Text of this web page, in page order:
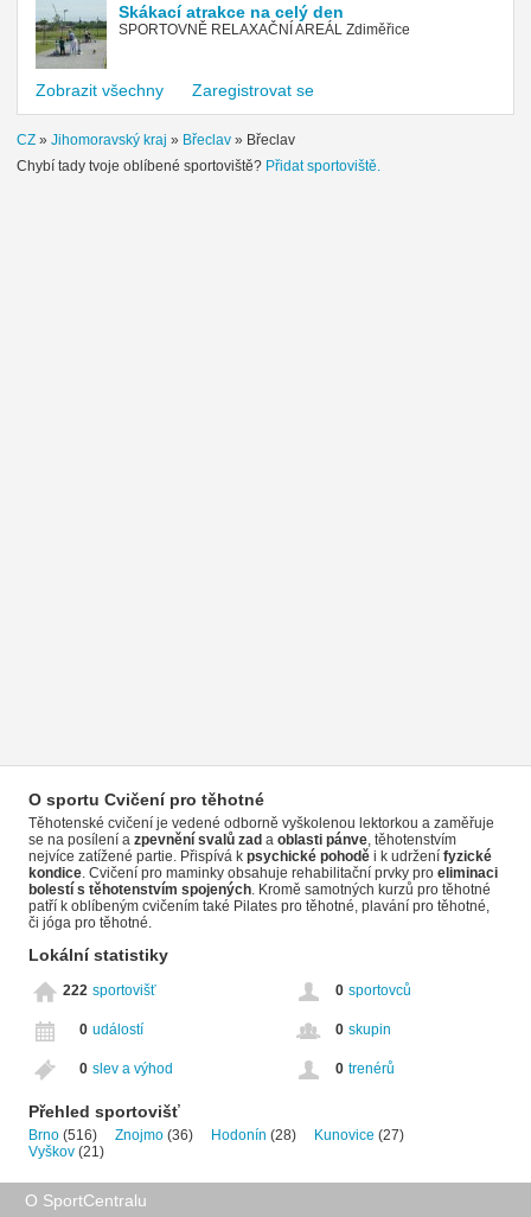
Skákací atrakce na celý den
SPORTOVNĚ RELAXAČNÍ AREÁL Zdiměřice
Zobrazit všechny Zaregistrovat se
CZ » Jihomoravský kraj » Břeclav » Břeclav
Chybí tady tvoje oblíbené sportoviště? Přidat sportoviště.
O sportu Cvičení pro těhotné
Těhotenské cvičení je vedené odborně vyškolenou lektorkou a zaměřuje
se na posílení a zpevnění svalů zad a oblasti pánve , těhotenstvím
nejvíce zatížené partie. Přispívá k psychické pohodě i k udržení fyzické
kondice . Cvičení pro maminky obsahuje rehabilitační prvky pro eliminaci
bolestí s těhotenstvím spojených . Kromě samotných kurzů pro těhotné
patří k oblíbeným cvičením také Pilates pro těhotné, plavání pro těhotné,
či jóga pro těhotné.
Lokální statistiky
222 sportovišť 0 sportovců
0 událostí 0 skupin
0 slev a výhod 0 trenérů
Přehled sportovišť
Brno (516) Znojmo (36) Hodonín (28) Kunovice (27)
Vyškov (21)
O SportCentralu